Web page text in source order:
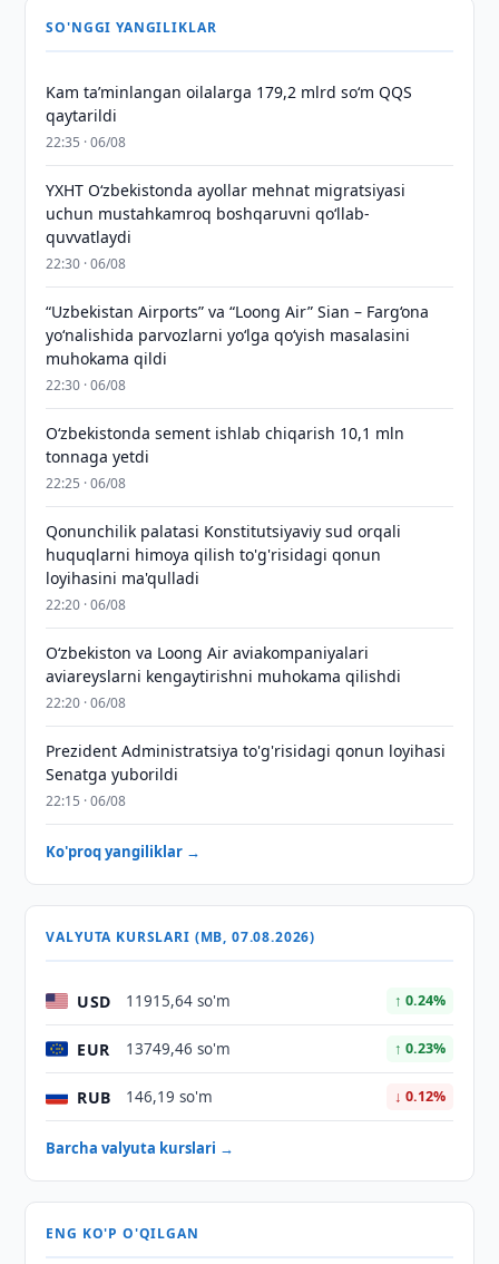
SO'NGGI YANGILIKLAR
Kam taʼminlangan oilalarga 179,2 mlrd so‘m QQS
qaytarildi
22:35 · 06/08
YXHT O‘zbekistonda ayollar mehnat migratsiyasi
uchun mustahkamroq boshqaruvni qo‘llab-
quvvatlaydi
22:30 · 06/08
“Uzbekistan Airports” va “Loong Air” Sian – Farg‘ona
yo‘nalishida parvozlarni yo‘lga qo‘yish masalasini
muhokama qildi
22:30 · 06/08
O‘zbekistonda sement ishlab chiqarish 10,1 mln
tonnaga yetdi
22:25 · 06/08
Qonunchilik palatasi Konstitutsiyaviy sud orqali
huquqlarni himoya qilish to'g'risidagi qonun
loyihasini ma'qulladi
22:20 · 06/08
Oʻzbekiston va Loong Air aviakompaniyalari
aviareyslarni kengaytirishni muhokama qilishdi
22:20 · 06/08
Prezident Administratsiya to'g'risidagi qonun loyihasi
Senatga yuborildi
22:15 · 06/08
Ko'proq yangiliklar →
VALYUTA KURSLARI (MB, 07.08.2026)
USD 11915,64 so'm ↑ 0.24%
EUR 13749,46 so'm ↑ 0.23%
RUB 146,19 so'm ↓ 0.12%
Barcha valyuta kurslari →
ENG KO'P O'QILGAN